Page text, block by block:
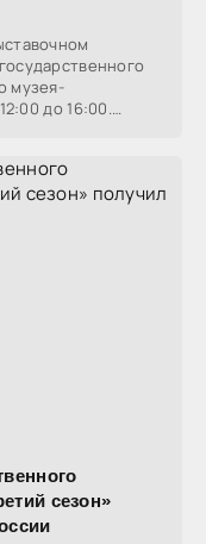
музея-
до 16:00.
сезон»